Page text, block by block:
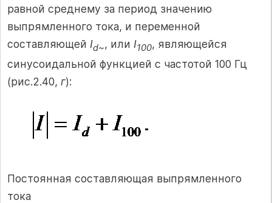
равной среднему за период значению
выпрямленного тока, и переменной
составляющей Id~, или I100, являющейся
синусоидальной функцией с частотой 100 Гц
(рис.2.40, г):
Постоянная составляющая выпрямленного
тока